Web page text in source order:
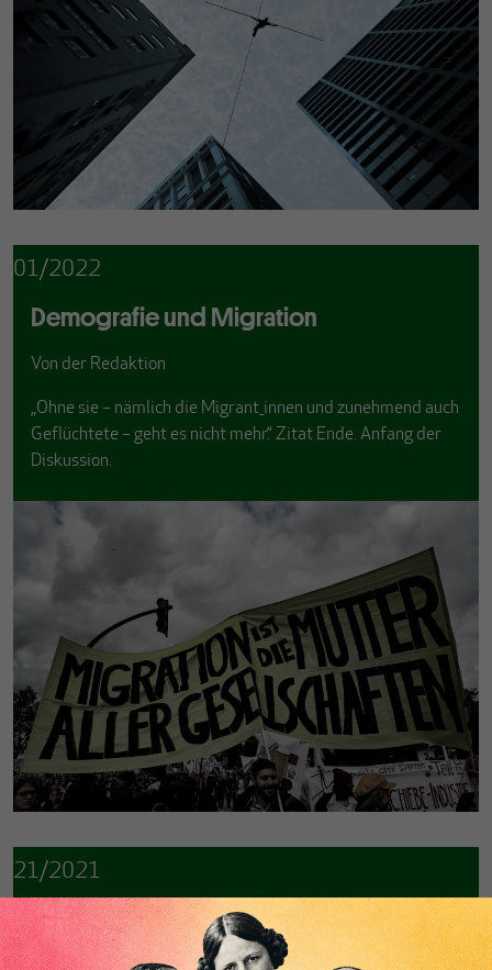
01/2022
Demografie und Migration
Von der Redaktion
„Ohne sie – nämlich die Migrant_innen und zunehmend auch
Geflüchtete – geht es nicht mehr.“ Zitat Ende. Anfang der
Diskussion.
21/2021
Das war 2021 unter dem Makroskop
Vonder Redaktion